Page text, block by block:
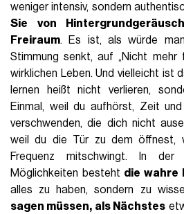
weniger intensiv, sondern
Sie von
Freiraum. Es ist, als würde
Stimmung senkt, auf „Nicht mehr
wirklichen Leben. Und vielleicht ist
lernen heißt nicht verlieren,
Einmal, weil du aufhörst, Zeit
verschwenden, die dich nicht
weil du die Tür zu dem öffnest,
Frequenz mitschwingt. In der
Möglichkeiten besteht die wahre
alles zu haben, sondern zu
sagen müssen, als Nächstes